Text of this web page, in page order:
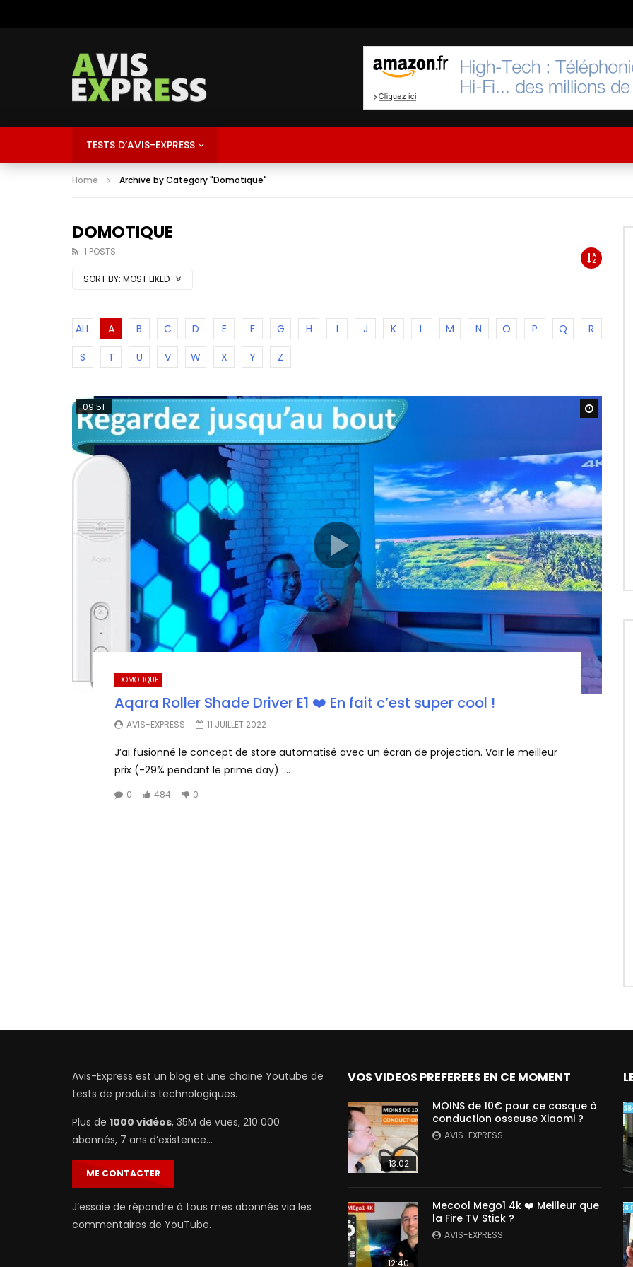
TESTS D’AVIS-EXPRESS
Home Archive by Category "Domotique"
DOMOTIQUE
1 POSTS
SORT BY: MOST LIKED
ALL A B C D E F G H I J K L M N O P Q
R
S
T U V W X Y Z
Watch
09:51
DOMOTIQUE
Aqara Roller Shade Driver E1 ❤️ En fait c’est super cool !
AVIS-EXPRESS 11 JUILLET 2022
J’ai fusionné le concept de store automatisé avec un écran de projection. Voir le meilleur
prix (-29% pendant le prime day) :...
0 484 0
Avis-Express est un blog et une chaine Youtube de
tests de produits technologiques.
Plus de 1000 vidéos, 35M de vues, 210 000
abonnés, 7 ans d’existence…
ME CONTACTER
J’essaie de répondre à tous mes abonnés via les
commentaires de YouTube.
VOS VIDEOS PREFEREES EN CE MOMENT
13:02
MOINS de 10€ pour ce casque à
conduction osseuse Xiaomi ?
AVIS-EXPRESS
12:40
Mecool Mego1 4k ❤️ Meilleur que
la Fire TV Stick ?
AVIS-EXPRESS